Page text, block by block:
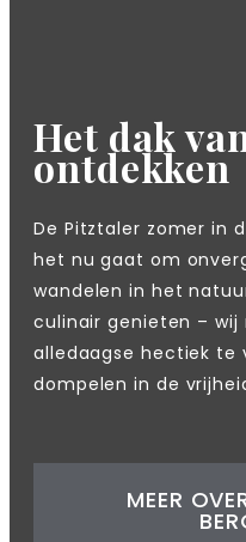
Het dak
ontdekken
De Pitztaler zomer in
het nu gaat om
wandelen in het
culinair genieten –
alledaagse hectiek te
dompelen in de
MEER